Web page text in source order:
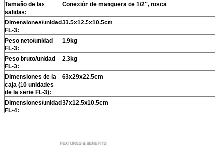
Tamaño de las
salidas:
Conexión de manguera de 1/2'', rosca
Dimensiones/unidad
FL-3:
33.5x12.5x10.5cm
Peso neto/unidad
FL-3:
1.9kg
Peso bruto/unidad
FL-3:
2.3kg
Dimensiones de la
caja (10 unidades
de la serie FL-3):
63x29x22.5cm
Dimensiones/unidad
FL-4:
37x12.5x10.5cm